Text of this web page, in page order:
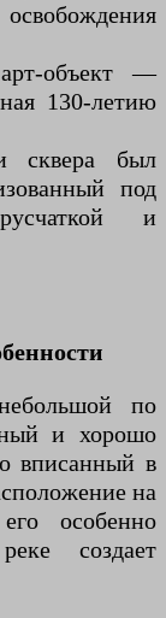
объект —
130-летию
сквера был
под
и
по
и хорошо
вписанный в
на
особенно
создает